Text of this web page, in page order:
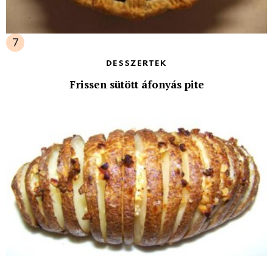
DESSZERTEK
Frissen sütött áfonyás pite